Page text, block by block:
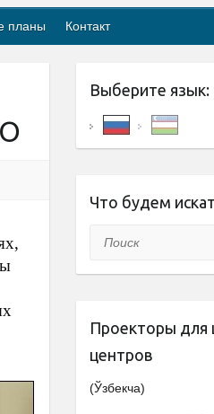
планы Контакт
Выберите язык:
Что будем
Поиск
Проекторы для
центров
(Ўзбекча)